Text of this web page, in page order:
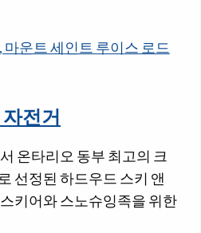
마운트 세인트 루이스 로드
전거
온타리오 동부 최고의 크
선정된 하드우드 스키 앤
키어와 스노슈잉족을 위한